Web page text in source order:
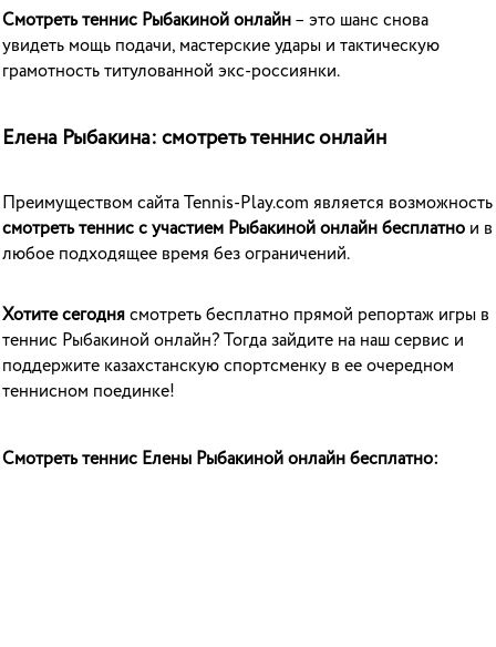
Смотреть теннис Рыбакиной онлайн– это шанс снова
увидеть мощь подачи, мастерские удары и тактическую
грамотность титулованной экс-россиянки.
Елена Рыбакина: смотреть теннис онлайн
Преимуществом сайта Tennis-Play.com является возможность
смотреть теннис с участием Рыбакиной онлайн бесплатно и в
любое подходящее время без ограничений.
Хотите сегоднясмотреть бесплатно прямой репортаж игры в
теннис Рыбакиной онлайн? Тогда зайдите на наш сервис и
поддержите казахстанскую спортсменку в ее очередном
теннисном поединке!
Смотреть теннис Елены Рыбакиной онлайн бесплатно: